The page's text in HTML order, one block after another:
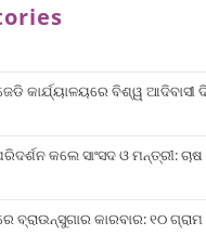
କାର୍ଯ୍ୟାଳୟରେ ବିଶ୍ୱ ଆଦିବାସୀ
କଲେ ସାଂସଦ ଓ ମନ୍ତ୍ରୀ:
ବ୍ରାଉନ୍‌ସୁଗାର କାରବାର: ୧୦